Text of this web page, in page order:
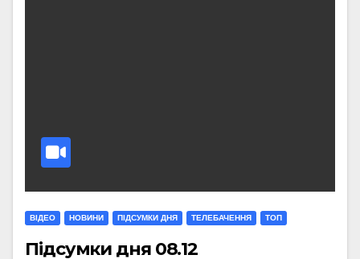
ВІДЕО НОВИНИ ПІДСУМКИ ДНЯ ТЕЛЕБАЧЕННЯ ТОП
Підсумки дня 08.12